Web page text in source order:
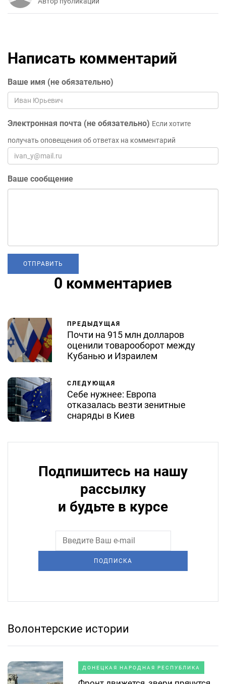
Написать комментарий
Ваше имя (не обязательно)
Электронная почта (не обязательно) Если хотите
получать оповещения об ответах на комментарий
Ваше сообщение
0 комментариев
ПРЕДЫДУЩАЯ
Почти на 915 млн долларов
оценили товарооборот между
Кубанью и Израилем
СЛЕДУЮЩАЯ
Себе нужнее: Европа
отказалась везти зенитные
снаряды в Киев
Подпишитесь на нашу
рассылку
и будьте в курсе
ПОДПИСКА
Волонтерские истории
ДОНЕЦКАЯ НАРОДНАЯ РЕСПУБЛИКА